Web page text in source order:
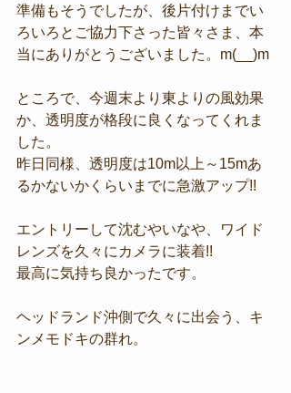
準備もそうでしたが、後片付けまでい
ろいろとご協力下さった皆々さま、本
当にありがとうございました。m(__)m
ところで、今週末より東よりの風効果
か、透明度が格段に良くなってくれま
した。
昨日同様、透明度は10m以上～15mあ
るかないかくらいまでに急激アップ!!
エントリーして沈むやいなや、ワイド
レンズを久々にカメラに装着!!
最高に気持ち良かったです。
ヘッドランド沖側で久々に出会う、キ
ンメモドキの群れ。